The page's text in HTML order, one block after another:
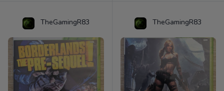
TheGamingR83 TheGamingR83